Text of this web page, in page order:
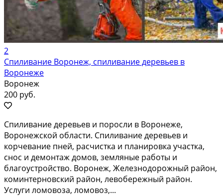
2
Спиливание Воронеж, спиливание деревьев в
Воронеже
Воронеж
200 руб.
Спиливание деревьев и поросли в Воронеже,
Воронежской области. Спиливание деревьев и
корчевание пней, расчистка и планировка участка,
снос и демонтаж домов, земляные работы и
благоустройство. Воронеж, Железнодорожный район,
коминтерновский район, левобережный район.
Услуги ломовоза, ломовоз,...